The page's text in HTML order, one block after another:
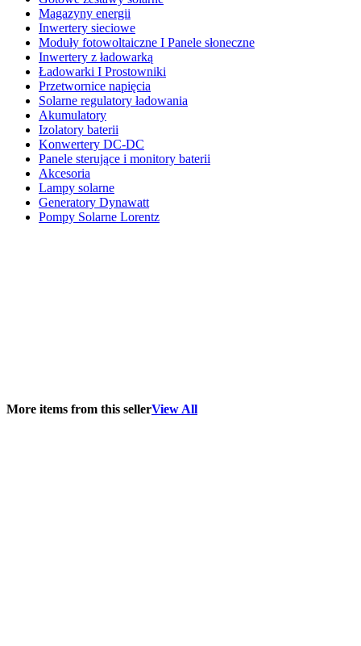
Magazyny energii
Inwertery sieciowe
Moduły fotowoltaiczne I Panele słoneczne
Inwertery z ładowarką
Ładowarki I Prostowniki
Przetwornice napięcia
Solarne regulatory ładowania
Akumulatory
Izolatory baterii
Konwertery DC-DC
Panele sterujące i monitory baterii
Akcesoria
Lampy solarne
Generatory Dynawatt
Pompy Solarne Lorentz
More items from this sellerView All